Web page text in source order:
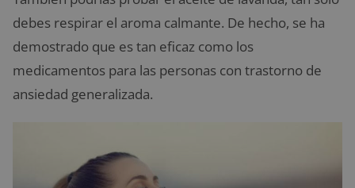
debes respirar el aroma calmante. De hecho, se ha
demostrado que es tan eficaz como los
medicamentos para las personas con trastorno de
ansiedad generalizada.